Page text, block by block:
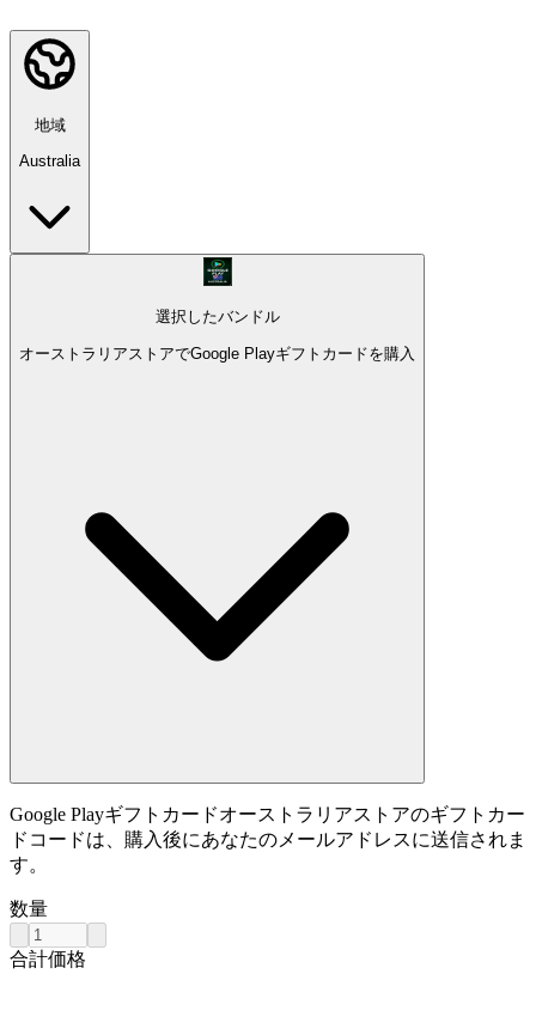
地域
Australia
選択したバンドル
オーストラリアストアでGoogle Playギフトカードを購入
Google Playギフトカードオーストラリアストアのギフトカー
ドコードは、購入後にあなたのメールアドレスに送信されま
す。
数量
合計価格